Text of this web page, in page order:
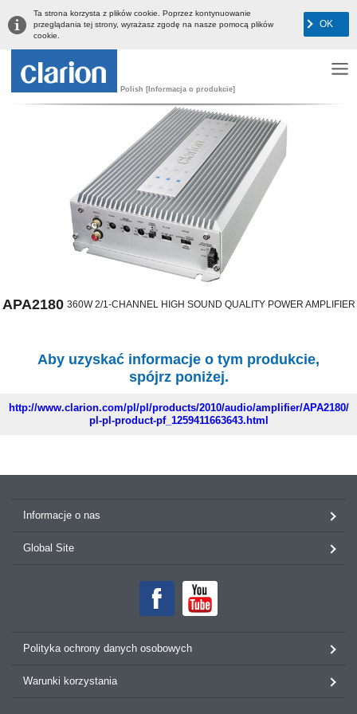
Ta strona korzysta z plików cookie. Poprzez kontynuowanie
przeglądania tej strony, wyrażasz zgodę na nasze pomocą plików
cookie.
OK
Polish [Informacja o produkcie]
APA2180 360W 2/1-CHANNEL HIGH SOUND QUALITY POWER AMPLIFIER
Aby uzyskać informacje o tym produkcie,
spójrz poniżej.
http://www.clarion.com/pl/pl/products/2010/audio/amplifier/APA2180/
pl-pl-product-pf_1259411663643.html
Informacje o nas
Global Site
Polityka ochrony danych osobowych
Warunki korzystania